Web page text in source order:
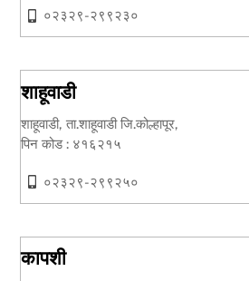
०२३२९-२९९२३०
शाहूवाडी
शाहूवाडी, ता.शाहूवाडी जि.कोल्हापूर,
पिन कोड : ४१६२१५
०२३२९-२९९२५०
कापशी